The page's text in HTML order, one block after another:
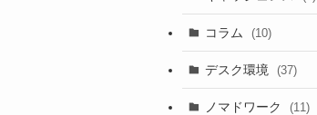
コラム (10)
デスク環境 (37)
ノマドワーク (11)